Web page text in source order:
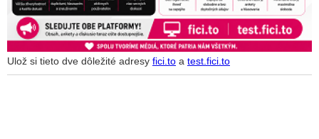
Ulož si tieto dve dôležité adresy fici.to a test.fici.to